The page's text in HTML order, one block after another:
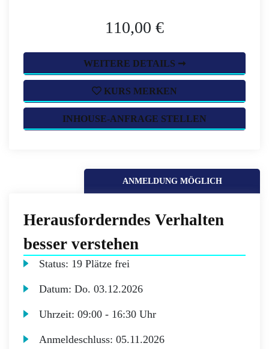
110,00 €
WEITERE DETAILS ➞
KURS MERKEN
INHOUSE-ANFRAGE STELLEN
ANMELDUNG MÖGLICH
Herausforderndes Verhalten
besser verstehen
Status: 19 Plätze frei
Datum:Do. 03.12.2026
Uhrzeit:09:00 - 16:30 Uhr
Anmeldeschluss:05.11.2026